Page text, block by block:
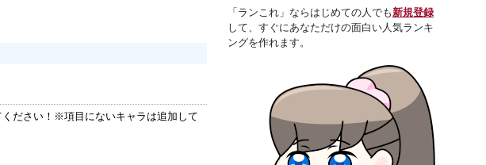
ださい！※項目にないキャラは追加して
「ランこれ」ならはじめての人でも新規登録
して、すぐにあなただけの面白い人気ランキ
ングを作れます。